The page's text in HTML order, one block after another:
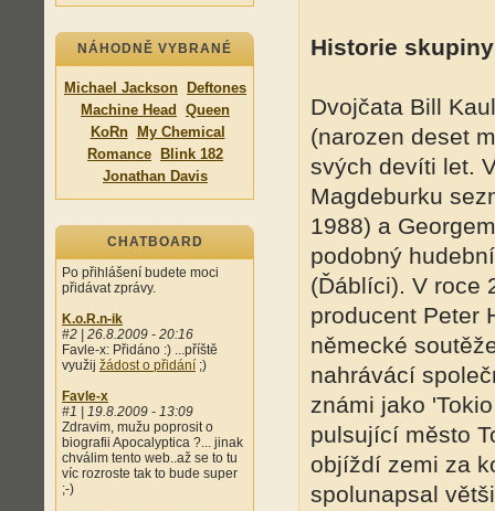
NÁHODNĚ VYBRANÉ
Michael Jackson
Deftones
Machine Head
Queen
KoRn
My Chemical
Romance
Blink 182
Jonathan Davis
CHATBOARD
Po přihlášení budete moci
přidávat zprávy.
K.o.R.n-ik
#2 | 26.8.2009 - 20:16
Favle-x: Přidáno :) ...příště
využij žádost o přidání ;)
Favle-x
#1 | 19.8.2009 - 13:09
Zdravim, mužu poprosit o
biografii Apocalyptica ?... jinak
chválim tento web..až se to tu
víc rozroste tak to bude super
;-)
Historie skupiny
Dvojčata Bill
(narozen deset
svých devíti let.
Magdeburku
1988) a
podobný
(Ďáblíci). V roce
producent Peter
německé
nahrávácí
známi jako
pulsující město
objíždí zemi za
spolunapsal